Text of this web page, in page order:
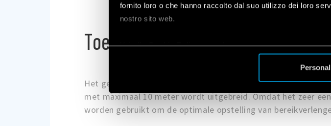
fornito loro o che hanno raccolto dal suo utilizzo dei loro
nostro sito web.
Vai alla Cookie Policy completa
Toepassingsvoorbeelden
Het gebruik van de Type 1Y.E8 range extender verbetert het
met maximaal 10 meter wordt uitgebreid. Omdat het zeer
worden gebruikt om de optimale opstelling van